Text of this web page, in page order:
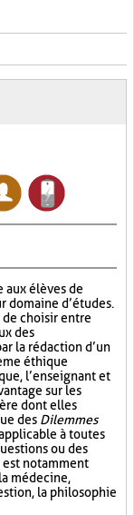
aux élèves de
domaine d’études.
de choisir entre
des
la rédaction d’un
éthique
l’enseignant et
sur les
dont elles
des Dilemmes
à toutes
ou des
notamment
médecine,
la philosophie